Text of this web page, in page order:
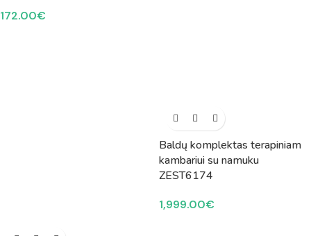
172.00€
Baldų komplektas terapiniam
kambariui su namuku
ZEST6174
1,999.00€